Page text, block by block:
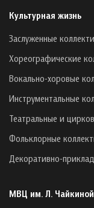
Культурная жизнь
Заслуженные
Хореографические
Вокально-хоровые
Инструментальные
Театральные и
Фольклорные
Декоративно-
МВЦ им. Л. Чайкиной